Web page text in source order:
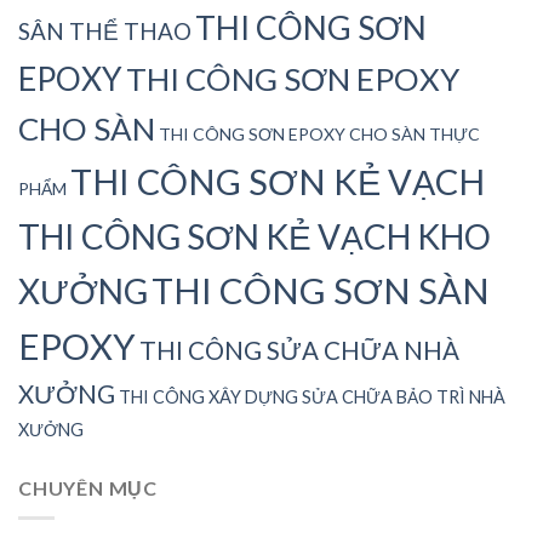
SÂN THỂ THAO THI CÔNG SƠN
EPOXYTHI CÔNG SƠN EPOXY
CHO SÀN THI CÔNG SƠN EPOXY CHO SÀN THỰC
PHẨM THI CÔNG SƠN KẺ VẠCH
THI CÔNG SƠN KẺ VẠCH KHO
XƯỞNGTHI CÔNG SƠN SÀN
EPOXYTHI CÔNG SỬA CHỮA NHÀ
XƯỞNG THI CÔNG XÂY DỰNG SỬA CHỮA BẢO TRÌ NHÀ
XƯỞNG
CHUYÊN MỤC